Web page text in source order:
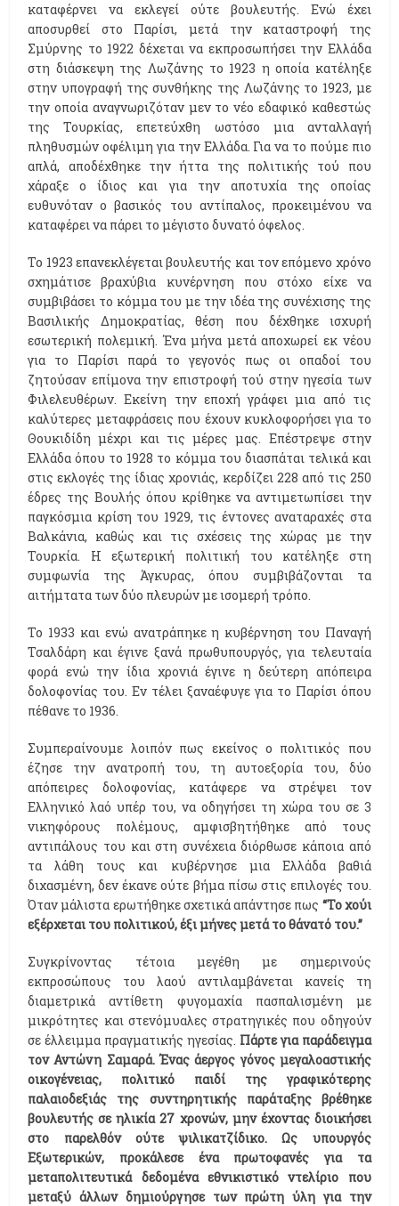
καταφέρνει να εκλεγεί ούτε βουλευτής. Ενώ έχει
αποσυρθεί στο Παρίσι, μετά την καταστροφή της
Σμύρνης το 1922 δέχεται να εκπροσωπήσει την Ελλάδα
στη διάσκεψη της Λωζάνης το 1923 η οποία κατέληξε
στην υπογραφή της συνθήκης της Λωζάνης το 1923, με
την οποία αναγνωριζόταν μεν το νέο εδαφικό καθεστώς
της Τουρκίας, επετεύχθη ωστόσο μια ανταλλαγή
πληθυσμών οφέλιμη για την Ελλάδα. Για να το πούμε πιο
απλά, αποδέχθηκε την ήττα της πολιτικής τού που
χάραξε ο ίδιος και για την αποτυχία της οποίας
ευθυνόταν ο βασικός του αντίπαλος, προκειμένου να
καταφέρει να πάρει το μέγιστο δυνατό όφελος.
Το 1923 επανεκλέγεται βουλευτής και τον επόμενο χρόνο
σχημάτισε βραχύβια κυνέρνηση που στόχο είχε να
συμβιβάσει το κόμμα του με την ιδέα της συνέχισης της
Βασιλικής Δημοκρατίας, θέση που δέχθηκε ισχυρή
εσωτερική πολεμική. Ένα μήνα μετά αποχωρεί εκ νέου
για το Παρίσι παρά το γεγονός πως οι οπαδοί του
ζητούσαν επίμονα την επιστροφή τού στην ηγεσία των
Φιλελευθέρων. Εκείνη την εποχή γράφει μια από τις
καλύτερες μεταφράσεις που έχουν κυκλοφορήσει για το
Θουκιδίδη μέχρι και τις μέρες μας. Επέστρεψε στην
Ελλάδα όπου το 1928 το κόμμα του διασπάται τελικά και
στις εκλογές της ίδιας χρονιάς, κερδίζει 228 από τις 250
έδρες της Βουλής όπου κρίθηκε να αντιμετωπίσει την
παγκόσμια κρίση του 1929, τις έντονες αναταραχές στα
Βαλκάνια, καθώς και τις σχέσεις της χώρας με την
Τουρκία. Η εξωτερική πολιτική του κατέληξε στη
συμφωνία της Άγκυρας, όπου συμβιβάζονται τα
αιτήμτατα των δύο πλευρών με ισομερή τρόπο.
Το 1933 και ενώ ανατράπηκε η κυβέρνηση του Παναγή
Τσαλδάρη και έγινε ξανά πρωθυπουργός, για τελευταία
φορά ενώ την ίδια χρονιά έγινε η δεύτερη απόπειρα
δολοφονίας του. Εν τέλει ξαναέφυγε για το Παρίσι όπου
πέθανε το 1936.
Συμπεραίνουμε λοιπόν πως εκείνος ο πολιτικός που
έζησε την ανατροπή του, τη αυτοεξορία του, δύο
απόπειρες δολοφονίας, κατάφερε να στρέψει τον
Ελληνικό λαό υπέρ του, να οδηγήσει τη χώρα του σε 3
νικηφόρους πολέμους, αμφισβητήθηκε από τους
αντιπάλους του και στη συνέχεια διόρθωσε κάποια από
τα λάθη τους και κυβέρνησε μια Ελλάδα βαθιά
διχασμένη, δεν έκανε ούτε βήμα πίσω στις επιλογές του.
Όταν μάλιστα ερωτήθηκε σχετικά απάντησε πως “Το χούι
εξέρχεται του πολιτικού, έξι μήνες μετά το θάνατό του.”
Συγκρίνοντας τέτοια μεγέθη με σημερινούς
εκπροσώπους του λαού αντιλαμβάνεται κανείς τη
διαμετρικά αντίθετη φυγομαχία πασπαλισμένη με
μικρότητες και στενόμυαλες στρατηγικές που οδηγούν
σε έλλειμμα πραγματικής ηγεσίας. Πάρτε για παράδειγμα
τον Αντώνη Σαμαρά. Ένας άεργος γόνος μεγαλοαστικής
οικογένειας, πολιτικό παιδί της γραφικότερης
παλαιοδεξιάς της συντηρητικής παράταξης βρέθηκε
βουλευτής σε ηλικία 27 χρονών, μην έχοντας διοικήσει
στο παρελθόν ούτε ψιλικατζίδικο. Ως υπουργός
Εξωτερικών, προκάλεσε ένα πρωτοφανές για τα
μεταπολιτευτικά δεδομένα εθνικιστικό ντελίριο που
μεταξύ άλλων δημιούργησε των πρώτη ύλη για την